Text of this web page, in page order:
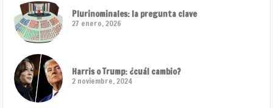
Plurinominales: la pregunta clave
27 enero, 2026
Harris o Trump: ¿cuál cambio?
2 noviembre, 2024